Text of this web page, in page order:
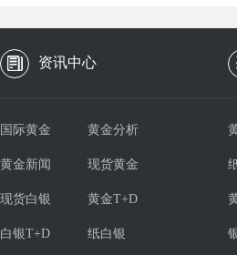
资讯中心
国际黄金 黄金分析
黄金新闻 现货黄金
现货白银 黄金T+D
白银T+D 纸白银